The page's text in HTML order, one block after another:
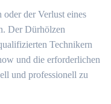
oder der Verlust eines
Der Dürhölzen
Technikern
und die erforderlichen
und professionell zu